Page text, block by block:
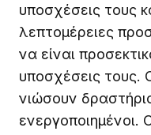
υποσχέσεις τους
λεπτομέρειες
να είναι
υποσχέσεις τους.
νιώσουν
ενεργοποιημένοι.